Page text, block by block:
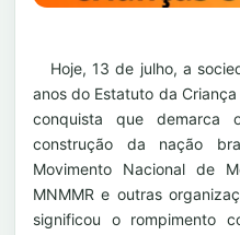
Hoje, 13 de julho, a
anos do Estatuto da
conquista que demarca
construção da nação
Movimento Nacional de
MNMMR e outras
significou o rompimento